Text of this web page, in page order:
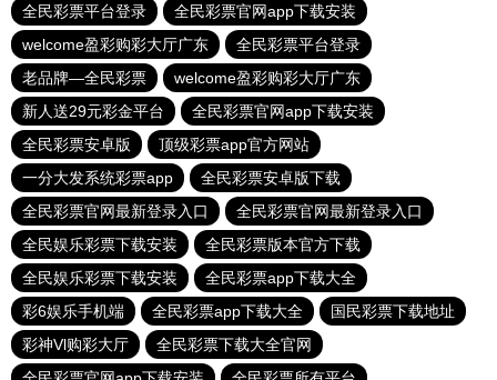
全民彩票平台登录
全民彩票官网app下载安装
welcome盈彩购彩大厅广东
全民彩票平台登录
老品牌—全民彩票
welcome盈彩购彩大厅广东
新人送29元彩金平台
全民彩票官网app下载安装
全民彩票安卓版
顶级彩票app官方网站
一分大发系统彩票app
全民彩票安卓版下载
全民彩票官网最新登录入口
全民彩票官网最新登录入口
全民娱乐彩票下载安装
全民彩票版本官方下载
全民娱乐彩票下载安装
全民彩票app下载大全
彩6娱乐手机端
全民彩票app下载大全
国民彩票下载地址
彩神Vl购彩大厅
全民彩票下载大全官网